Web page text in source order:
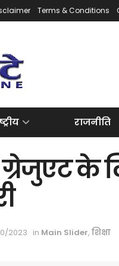
Terms & Conditions
राजनीति
ग्रेजुएट के
2023 in Main Slider, शिक्षा